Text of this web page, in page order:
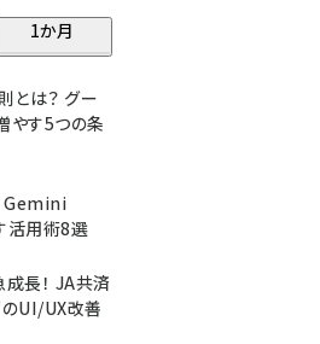
1か月
とは？ グー
やす5つの条
Gemini
活用術8選
長！ JA共済
UI/UX改善